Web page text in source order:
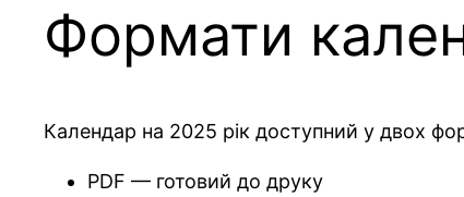
Формати
Календар на 2025 рік доступний у двох
PDF — готовий до друку